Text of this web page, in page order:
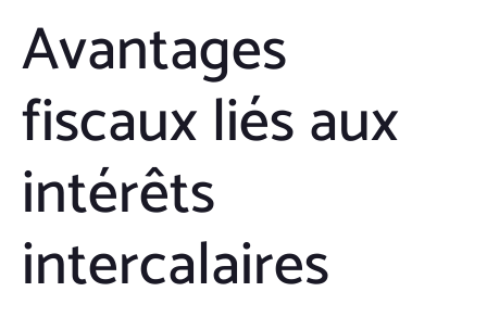
Avantages
fiscaux liés aux
intérêts
intercalaires